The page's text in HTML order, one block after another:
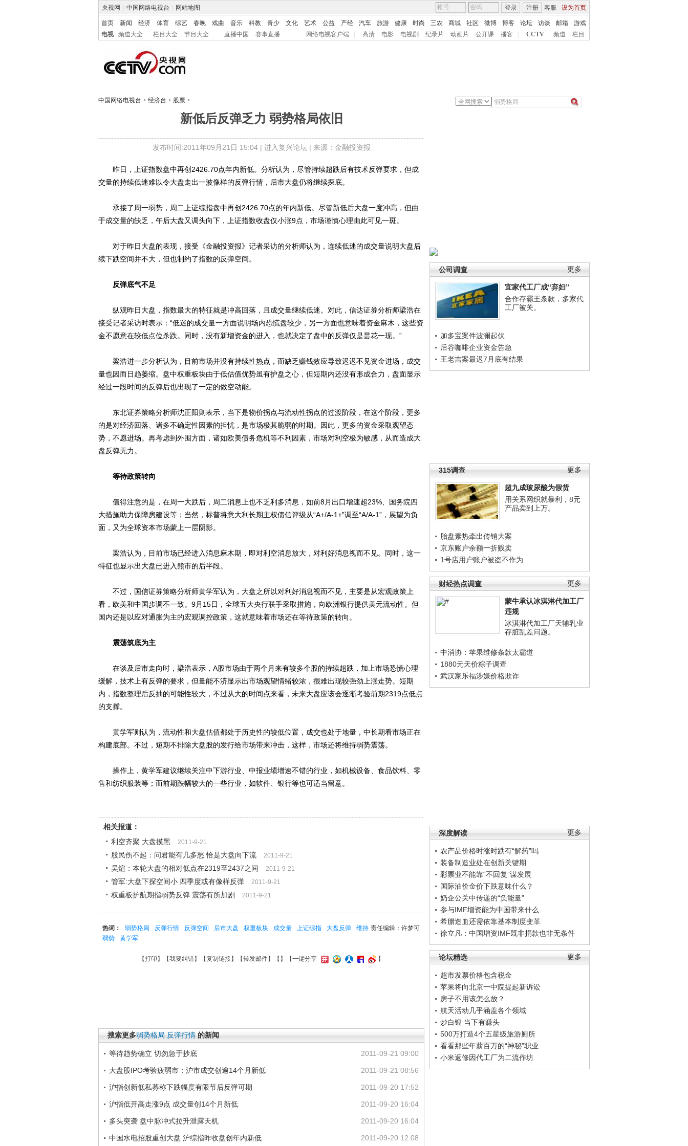
央视网 中国网络电视台 网站地图 客服 设为首页
登录 注册
首页 新闻 经济 体育 综艺 春晚 戏曲 音乐 科教 青少 文化 艺术 公益 产经 汽车 旅游 健康 时尚 三农 商城 社区 微博 博客 论坛 访谈 邮箱
游戏
电视
频道大全 栏目大全 节目大全 直播中国 赛事直播 网络电视客户端 高清 电影 电视剧 纪录片 动画片 公开课 播客 CCTV 频道 栏目
中国网络电视台 > 经济台 > 股票 >
新低后反弹乏力 弱势格局依旧
发布时间:2011年09月21日 15:04 | 进入复兴论坛| 来源：金融投资报
更多
公司调查
宜家代工厂成“弃妇”
合作存霸王条款，多家代
工厂被关。
加多宝案件波澜起伏
后谷咖啡企业资金告急
王老吉案最迟7月底有结果
更多
315调查
超九成玻尿酸为假货
用关系网织就暴利，8元
产品卖到上万。
胎盘素热牵出传销大案
京东账户余额一折贱卖
1号店用户账户被盗不作为
更多
财经热点调查
蒙牛承认冰淇淋代加工厂
违规
冰淇淋代加工厂天辅乳业
存脏乱差问题。
中消协：苹果维修条款太霸道
1880元天价粽子调查
武汉家乐福涉嫌价格欺诈
更多
深度解读
农产品价格时涨时跌有“解药”吗
装备制造业处在创新关键期
彩票业不能靠“不回复”谋发展
国际油价金价下跌意味什么？
奶企公关中传递的“负能量”
参与IMF增资能为中国带来什么
希腊造血还需依靠基本制度变革
徐立凡：中国增资IMF既非捐款也非无条件
更多
论坛精选
超市发票价格包含税金
苹果将向北京一中院提起新诉讼
房子不用该怎么放？
航天活动几乎涵盖各个领域
炒白银 当下有赚头
500万打造4个五星级旅游厕所
看看那些年薪百万的“神秘”职业
小米返修因代工厂为二流作坊
昨日，上证指数盘中再创2426.70点年内新低。分析认为，尽管持续超跌后有技术反弹要求，但成
交量的持续低迷难以令大盘走出一波像样的反弹行情，后市大盘仍将继续探底。
承接了周一弱势，周二上证综指盘中再创2426.70点的年内新低。尽管新低后大盘一度冲高，但由
于成交量的缺乏，午后大盘又调头向下，上证指数收盘仅小涨9点，市场谨慎心理由此可见一斑。
对于昨日大盘的表现，接受《金融投资报》记者采访的分析师认为，连续低迷的成交量说明大盘后
续下跌空间并不大，但也制约了指数的反弹空间。
反弹底气不足
纵观昨日大盘，指数最大的特征就是冲高回落，且成交量继续低迷。对此，信达证券分析师梁浩在
接受记者采访时表示：“低迷的成交量一方面说明场内恐慌盘较少，另一方面也意味着资金麻木，这些资
金不愿意在较低点位杀跌。同时，没有新增资金的进入，也就决定了盘中的反弹仅是昙花一现。”
梁浩进一步分析认为，目前市场并没有持续性热点，而缺乏赚钱效应导致迟迟不见资金进场，成交
量也因而日趋萎缩。盘中权重板块由于低估值优势虽有护盘之心，但短期内还没有形成合力，盘面显示
经过一段时间的反弹后也出现了一定的做空动能。
东北证券策略分析师沈正阳则表示，当下是物价拐点与流动性拐点的过渡阶段，在这个阶段，更多
的是对经济回落、诸多不确定性因素的担忧，是市场极其脆弱的时期。因此，更多的资金采取观望态
势，不愿进场。再考虑到外围方面，诸如欧美债务危机等不利因素，市场对利空极为敏感，从而造成大
盘反弹无力。
等待政策转向
值得注意的是，在周一大跌后，周二消息上也不乏利多消息，如前8月出口增速超23%、国务院四
大措施助力保障房建设等；当然，标普将意大利长期主权债信评级从“A+/A-1+”调至“A/A-1”，展望为负
面，又为全球资本市场蒙上一层阴影。
梁浩认为，目前市场已经进入消息麻木期，即对利空消息放大，对利好消息视而不见。同时，这一
特征也显示出大盘已进入熊市的后半段。
不过，国信证券策略分析师黄学军认为，大盘之所以对利好消息视而不见，主要是从宏观政策上
看，欧美和中国步调不一致。9月15日，全球五大央行联手采取措施，向欧洲银行提供美元流动性。但
国内还是以应对通胀为主的宏观调控政策，这就意味着市场还在等待政策的转向。
震荡筑底为主
在谈及后市走向时，梁浩表示，A股市场由于两个月来有较多个股的持续超跌，加上市场恐慌心理
缓解，技术上有反弹的要求，但量能不济显示出市场观望情绪较浓，很难出现较强劲上涨走势。短期
内，指数整理后反抽的可能性较大，不过从大的时间点来看，未来大盘应该会逐渐考验前期2319点低点
的支撑。
黄学军则认为，流动性和大盘估值都处于历史性的较低位置，成交也处于地量，中长期看市场正在
构建底部。不过，短期不排除大盘股的发行给市场带来冲击，这样，市场还将维持弱势震荡。
操作上，黄学军建议继续关注中下游行业、中报业绩增速不错的行业，如机械设备、食品饮料、零
售和纺织服装等；而前期跌幅较大的一些行业，如软件、银行等也可适当留意。
相关报道：
利空齐聚 大盘摸黑
2011-9-21
股民伤不起：问君能有几多愁 恰是大盘向下流 2011-9-21
吴煊：本轮大盘的相对低点在2319至2437之间 2011-9-21
管军:大盘下探空间小 四季度或有像样反弹 2011-9-21
权重板护航期指弱势反弹 震荡有所加剧 2011-9-21
责任编辑：许梦可
热词： 弱势格局 反弹行情 反弹空间 后市大盘 权重板块 成交量 上证综指 大盘反弹
维持
弱势
黄学军
【打印 】【我要纠错】【复制链接】【转发邮件】【 】 【一键分享 】
搜索更多弱势格局 反弹行情 的新闻
2011-09-21 09:00
等待趋势确立 切勿急于抄底
2011-09-21 08:56
大盘股IPO考验疲弱市：沪市成交创逾14个月新低
2011-09-20 17:52
沪指创新低私募称下跌幅度有限节后反弹可期
2011-09-20 16:04
沪指低开高走涨9点 成交量创14个月新低
2011-09-20 16:04
多头突袭 盘中脉冲式拉升泄露天机
2011-09-20 12:08
中国水电招股重创大盘 沪综指昨收盘创年内新低